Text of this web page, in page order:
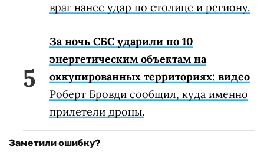
враг нанес удар по столице и региону.
За ночь СБС ударили по 10
энергетическим объектам на
оккупированных территориях: видео
Роберт Бровди сообщил, куда именно
прилетели дроны.
Заметили ошибку?